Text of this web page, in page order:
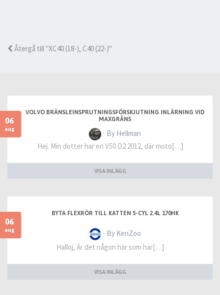
Återgå till "XC40 (18-), C40 (22-)"
06
aug
VOLVO BRÄNSLEINSPRUTNINGSFÖRSKJUTNING INLÄRNING VID
MAXGRÄNS
- By Hellman
Hej. Min dotter har en V50 D2 2012, där moto[…]
VISA INLÄGG
06
aug
BYTA FLEXRÖR TILL KATTEN 5-CYL 2.4L 170HK
- By KenZoo
Halloj, Är det någon här som har[…]
VISA INLÄGG